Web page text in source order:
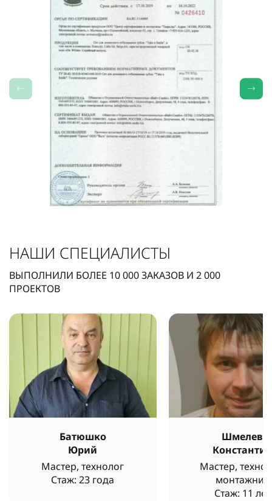
НАШИ СПЕЦИАЛИСТЫ
ВЫПОЛНИЛИ БОЛЕЕ 10 000ЗАКАЗОВ И 2 000
ПРОЕКТОВ
Батюшко
Юрий
Мастер, технолог
Стаж: 23 года
Шмелев
Константин
Мастер,
монтажник
Стаж: 11 лет